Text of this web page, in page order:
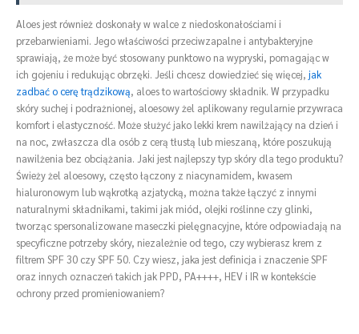
Aloes jest również doskonały w walce z niedoskonałościami i
przebarwieniami. Jego właściwości przeciwzapalne i antybakteryjne
sprawiają, że może być stosowany punktowo na wypryski, pomagając w
ich gojeniu i redukując obrzęki. Jeśli chcesz dowiedzieć się więcej, jak
zadbać o cerę trądzikową, aloes to wartościowy składnik. W przypadku
skóry suchej i podrażnionej, aloesowy żel aplikowany regularnie przywraca
komfort i elastyczność. Może służyć jako lekki krem nawilżający na dzień i
na noc, zwłaszcza dla osób z cerą tłustą lub mieszaną, które poszukują
nawilżenia bez obciążania. Jaki jest najlepszy typ skóry dla tego produktu?
Świeży żel aloesowy, często łączony z niacynamidem, kwasem
hialuronowym lub wąkrotką azjatycką, można także łączyć z innymi
naturalnymi składnikami, takimi jak miód, olejki roślinne czy glinki,
tworząc spersonalizowane maseczki pielęgnacyjne, które odpowiadają na
specyficzne potrzeby skóry, niezależnie od tego, czy wybierasz krem z
filtrem SPF 30 czy SPF 50. Czy wiesz, jaka jest definicja i znaczenie SPF
oraz innych oznaczeń takich jak PPD, PA++++, HEV i IR w kontekście
ochrony przed promieniowaniem?